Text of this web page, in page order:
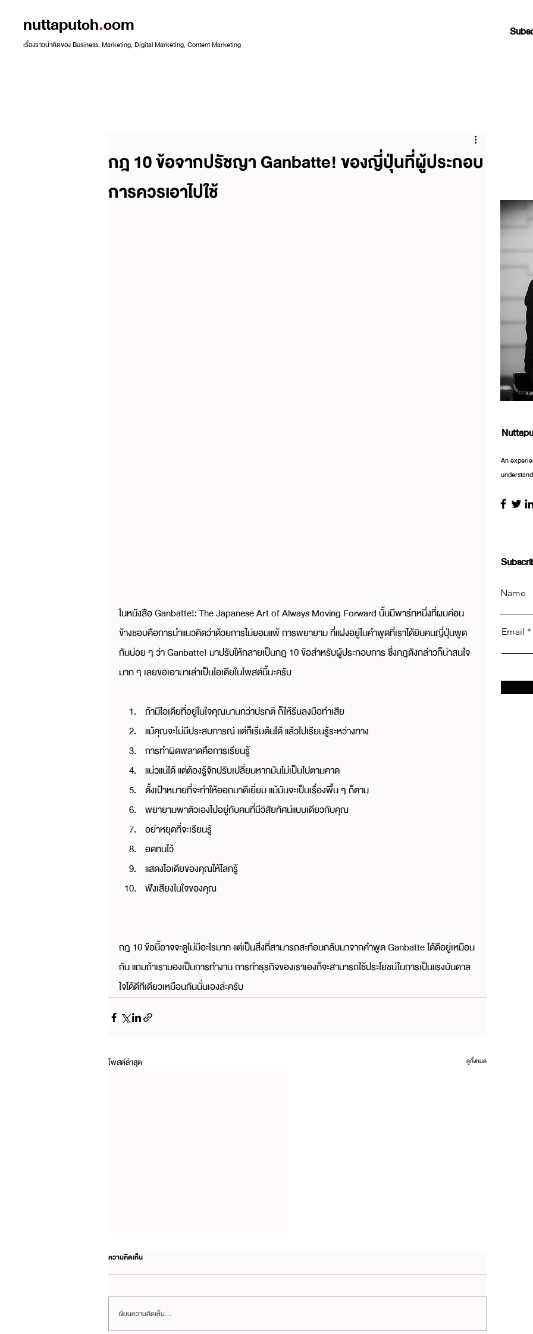
nuttaputch.com
เรื่องราวน่าคิดของ Business, Marketing, Digital Marketing, Content Marketing
กฎ 10 ข้อจากปรัชญา Ganbatte! ของญี่ปุ่นที่ผู้ประกอบ
การควรเอาไปใช้
ในหนังสือ Ganbatte!: The Japanese Art of Always Moving Forward นั้นมีพาร์ทหนึ่งที่ผมค่อน
ข้างชอบคือการนำแนวคิดว่าด้วยการไม่ยอมแพ้ การพยายาม ที่แฝงอยู่ในคำพูดที่เราได้ยินคนญี่ปุ่นพูด
กันบ่อย ๆ ว่า Ganbatte! มาปรับให้กลายเป็นกฎ 10 ข้อสำหรับผู้ประกอบการ ซึ่งกฎดังกล่าวก็น่าสนใจ
มาก ๆ เลยขอเอามาเล่าเป็นไอเดียในโพสต์นี้นะครับ
ถ้ามีไอเดียที่อยู่ในใจคุณนานกว่าปรกติ ก็ให้รีบลงมือทำเสีย
แม้คุณจะไม่มีประสบการณ์ แต่ก็เริ่มต้นได้ แล้วไปเรียนรู้ระหว่างทาง
การทำผิดพลาดคือการเรียนรู้
แน่วแน่ได้ แต่ต้องรู้จักปรับเปลี่ยนหากมันไม่เป็นไปตามคาด
ตั้งเป้าหมายที่จะทำให้ออกมาดีเยี่ยม แม้มันจะเป็นเรื่องพื้น ๆ ก็ตาม
พยายามพาตัวเองไปอยู่กับคนที่มีวิสัยทัศน์แบบเดียวกับคุณ
อย่าหยุดที่จะเรียนรู้
อดทนไว้
แสดงไอเดียของคุณให้โลกรู้
ฟังเสียงในใจของคุณ
กฎ 10 ข้อนี้อาจจะดูไม่มีอะไรมาก แต่เป็นสิ่งที่สามารถสะท้อนกลับมาจากคำพูด Ganbatte ได้ดีอยู่เหมือน
กัน แถมถ้าเรามองเป็นการทำงาน การทำธุรกิจของเราเองก็จะสามารถใช้ประโยชน์ในการเป็นแรงบันดาล
ใจได้ดีทีเดียวเหมือนกันนั่นเองล่ะครับ
โพสต์ล่าสุด ดูทั้งหมด
ความคิดเห็น
เขียนความคิดเห็น…
An
Name
Email